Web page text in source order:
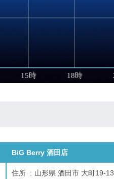
BiG Berry 酒田店
住所
山形県 酒田市 大町19-13